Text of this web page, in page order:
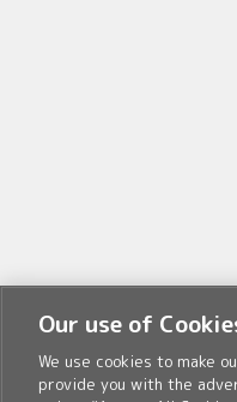
Our use of
We use cookies to make
provide you with the